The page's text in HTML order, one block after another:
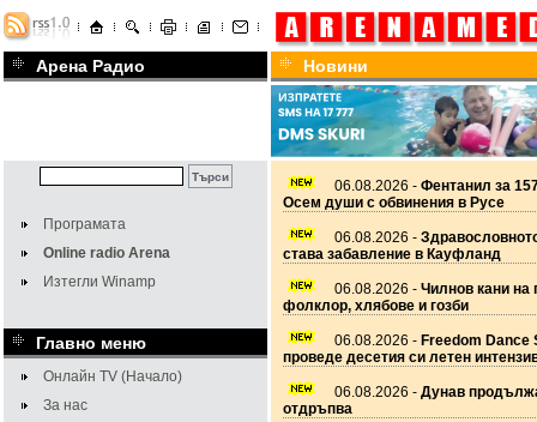
Арена Радио Новини
Програмата
Online radio Arena
Изтегли Winamp
Главно меню
Онлайн TV (Начало)
За нас
06.08.2026 - Фентанил за
Осем души с обвинения в Русе
06.08.2026 -
става забавление в Кауфланд
06.08.2026 - Чилнов кани на
фолклор, хлябове и гозби
06.08.2026 - Freedom Dance
проведе десетия си летен
06.08.2026 - Дунав
отдръпва